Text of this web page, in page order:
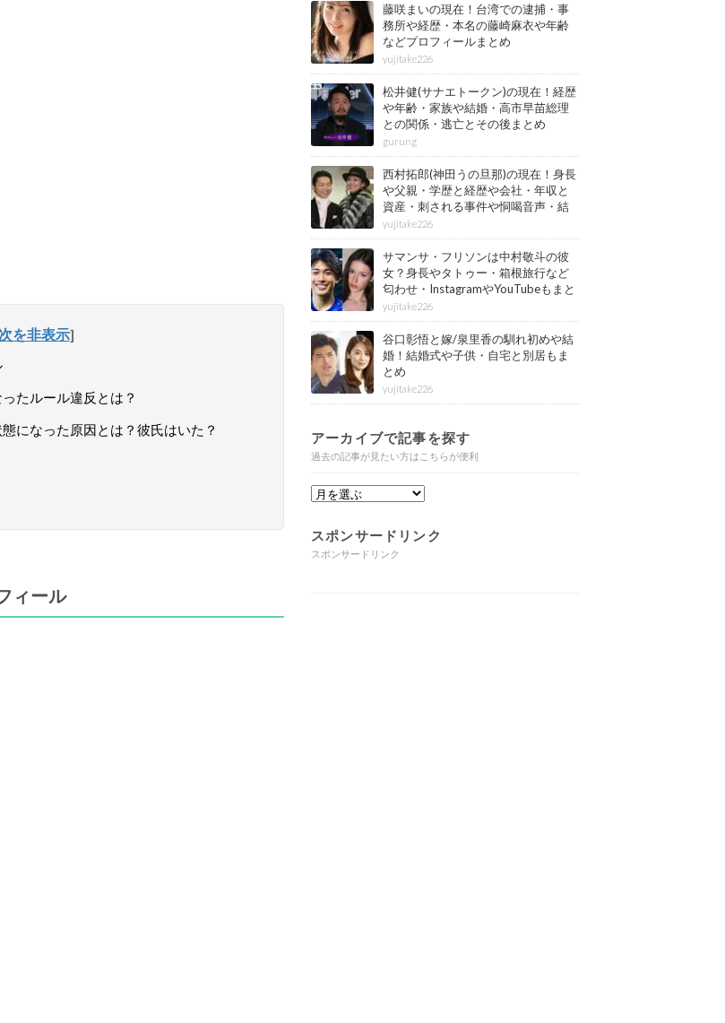
を非表示]
たルール違反とは？
になった原因とは？彼氏はいた？
ィール
藤咲まいの現在！台湾での逮捕・事
務所や経歴・本名の藤崎麻衣や年齢
などプロフィールまとめ
yujitake226
松井健(サナエトークン)の現在！経歴
や年齢・家族や結婚・高市早苗総理
との関係・逃亡とその後まとめ
gurung
西村拓郎(神田うの旦那)の現在！身長
や父親・学歴と経歴や会社・年収と
資産・刺される事件や恫喝音声・結
婚と子供や自宅・脳梗塞の病気もま
とめ
yujitake226
サマンサ・フリソンは中村敬斗の彼
女？身長やタトゥー・箱根旅行など
匂わせ・InstagramやYouTubeもまと
め
yujitake226
谷口彰悟と嫁/泉里香の馴れ初めや結
婚！結婚式や子供・自宅と別居もま
とめ
yujitake226
アーカイブで記事を探す
過去の記事が見たい方はこちらが便利
スポンサードリンク
スポンサードリンク